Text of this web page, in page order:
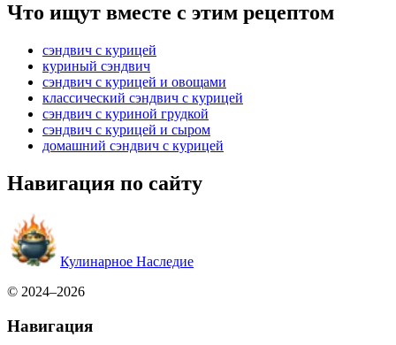
Что ищут вместе с этим рецептом
сэндвич с курицей
куриный сэндвич
сэндвич с курицей и овощами
классический сэндвич с курицей
сэндвич с куриной грудкой
сэндвич с курицей и сыром
домашний сэндвич с курицей
Навигация по сайту
Кулинарное Наследие
© 2024–2026
Навигация